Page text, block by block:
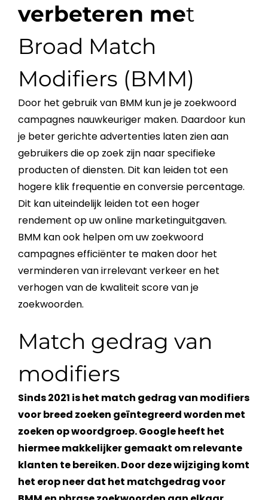
verbeteren met
Broad Match
Modifiers (BMM)
Door het gebruik van BMM kun je je zoekwoord
campagnes nauwkeuriger maken. Daardoor kun
je beter gerichte advertenties laten zien aan
gebruikers die op zoek zijn naar specifieke
producten of diensten. Dit kan leiden tot een
hogere klik frequentie enconversiepercentage.
Dit kan uiteindelijk leiden tot een hoger
rendement op uw online marketinguitgaven.
BMM kan ook helpen om uw zoekwoord
campagnes efficiënter te maken door het
verminderen van irrelevant verkeer en het
verhogen van de kwaliteit score van je
zoekwoorden.
Match gedrag van
modifiers
Sinds 2021 is het match gedrag van modifiers
voor breed zoeken geïntegreerd worden met
zoeken op woordgroep.Googleheeft het
hiermee makkelijker gemaakt om relevante
klanten te bereiken. Door deze wijziging komt
het erop neer dat het matchgedrag voor